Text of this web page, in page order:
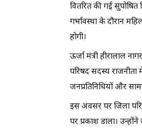
वितरित की गई
गर्भावस्था के दौरान
होगी।
ऊर्जा मंत्री हीरालाल
परिषद सदस्य
जनप्रतिनिधियों और
इस अवसर पर जिला
पर प्रकाश डाला।